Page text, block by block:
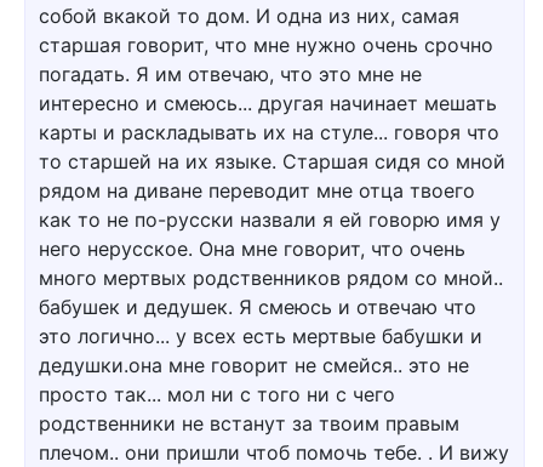
собой вкакой то дом. И одна из них, самая
старшая говорит, что мне нужно очень срочно
погадать. Я им отвечаю, что это мне не
интересно и смеюсь... другая начинает мешать
карты и раскладывать их на стуле... говоря что
то старшей на их языке. Старшая сидя со мной
рядом на диване переводит мне отца твоего
как то не по-русски назвали я ей говорю имя у
него нерусское. Она мне говорит, что очень
много мертвых родственников рядом со мной..
бабушек и дедушек. Я смеюсь и отвечаю что
это логично... у всех есть мертвые бабушки и
дедушки.она мне говорит не смейся.. это не
просто так... мол ни с того ни с чего
родственники не встанут за твоим правым
плечом.. они пришли чтоб помочь тебе. . И вижу